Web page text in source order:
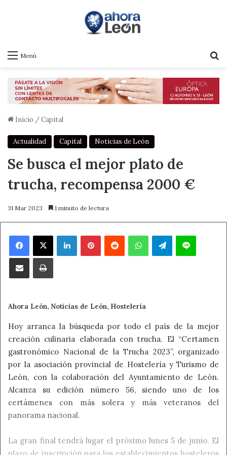
Menú
Inicio /Capital
Actualidad Capital Noticias de León
Se busca el mejor plato de
trucha, recompensa 2000 €
31 Mar 2023 1 minuto de lectura
Facebook
X LinkedInPinterestReddit WhatsAppTelegramLine
Compartir por correo electrónicoImprimir
Ahora León, Noticias de León, Hostelería
Hoy arranca la búsqueda por todo el país de la mejor
creación culinaria elaborada con trucha. El “Certamen
gastronómico Nacional de la Trucha 2023”, organizado
por la asociación provincial de Hostelería y Turismo de
León, con la colaboración del Ayuntamiento de León.
Alcanza su edición número 56, siendo uno de los
certámenes con más solera y más veteranos del
panorama nacional.
La gran final tendrá lugar el próximo lunes 5 de junio. El